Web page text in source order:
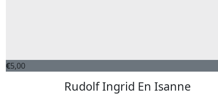
€5,00
Rudolf Ingrid En Isanne